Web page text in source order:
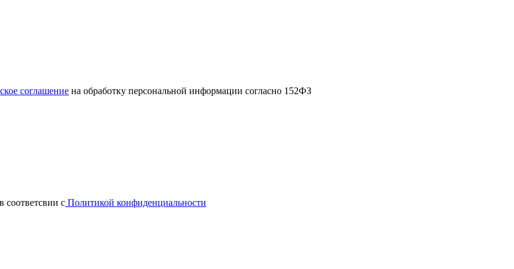
соглашение на обработку персональной информации согласно 152ФЗ
соответсвии с Политикой конфиденциальности